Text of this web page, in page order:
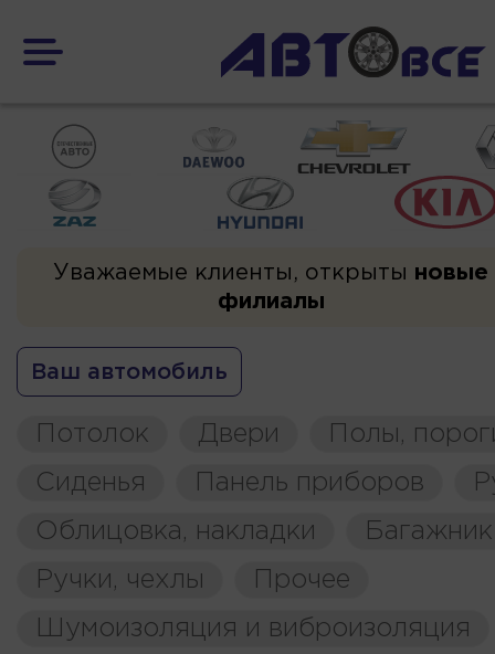
Уважаемые клиенты, открыты новые
филиалы
Ваш автомобиль
Потолок Двери
Полы,
Сиденья
Панель приборов
Облицовка, накладки
Багажник
Ручки, чехлы
Прочее
Шумоизоляция и виброизоляция